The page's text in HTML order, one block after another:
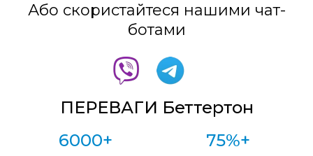
Або скористайтеся нашими чат-
ботами
ПЕРЕВАГИ Беттертон
6000+
75%+